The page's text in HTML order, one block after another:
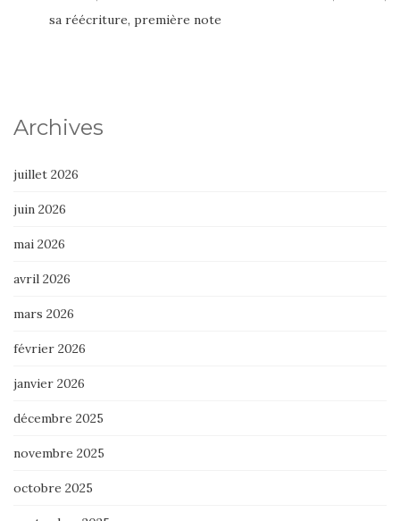
sa réécriture, première note
Archives
juillet 2026
juin 2026
mai 2026
avril 2026
mars 2026
février 2026
janvier 2026
décembre 2025
novembre 2025
octobre 2025